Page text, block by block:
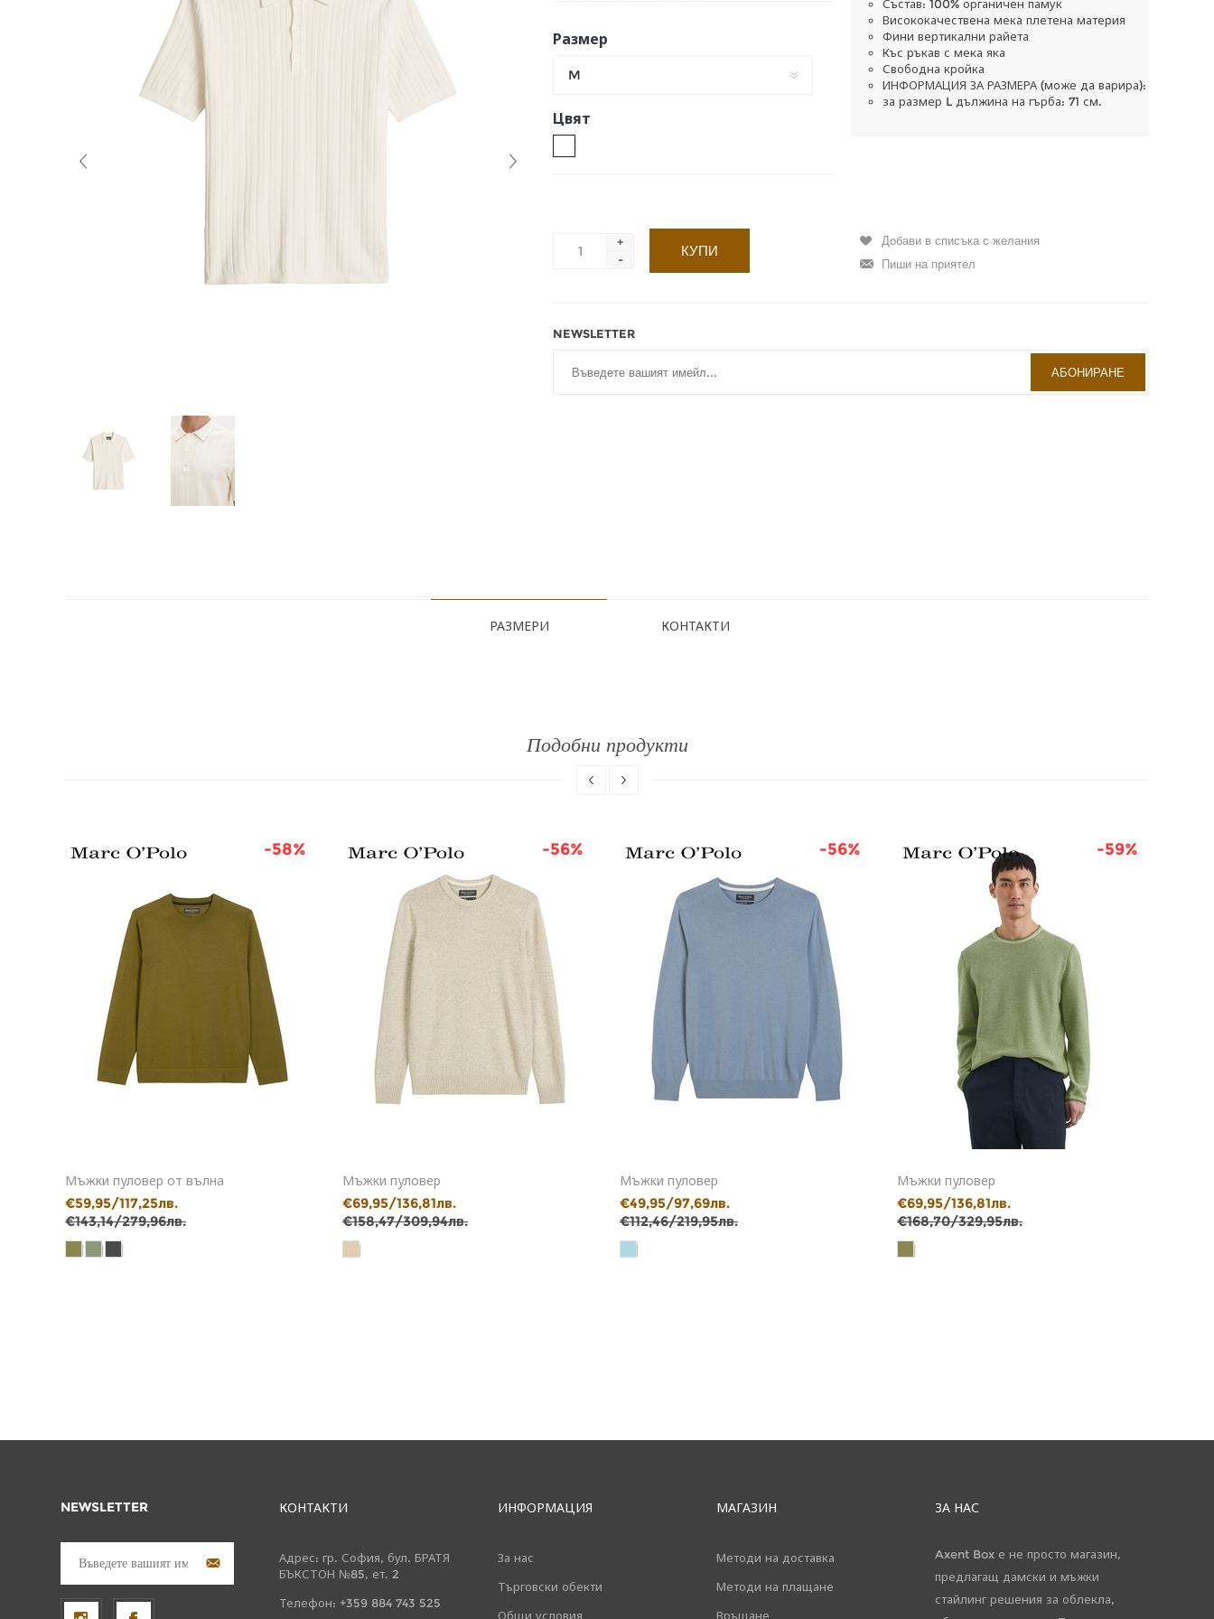
Размер
M
Цвят
Състав: 100% органичен памук
Висококачествена мека плетена материя
Фини вертикални райета
Къс ръкав с мека яка
Свободна кройка
ИНФОРМАЦИЯ ЗА РАЗМЕРА (може да варира):
за размер L дължина на гърба: 71 см.
+
-
NEWSLETTER
РАЗМЕРИ КОНТАКТИ
Подобни продукти
-58%
Мъжки пуловер от вълна
€59,95/117,25лв.
€143,14/279,96лв.
-56%
Мъжки пуловер
€69,95/136,81лв.
€158,47/309,94лв.
-56%
Мъжки пуловер
€49,95/97,69лв.
€112,46/219,95лв.
-59%
Мъжки пуловер
€69,95/136,81лв.
€168,70/329,95лв.
NEWSLETTER КОНТАКТИ
Адрес: гр. София, бул. БРАТЯ
БЪКСТОН №85, ет. 2
Телефон: +359 884 743 525
ИНФОРМАЦИЯ
За нас
Търговски обекти
Общи условия
МАГАЗИН
Методи на доставка
Методи на плащане
Връщане
ЗА НАС
Axent Box е не просто магазин,
предлагащ дамски и мъжки
стайлинг решения за облекла,